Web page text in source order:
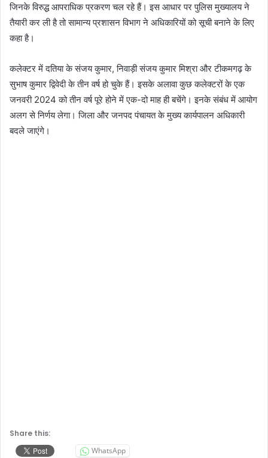
जिनके विरुद्ध आपराधिक प्रकरण चल रहे हैं। इस आधार पर पुलिस मुख्यालय ने
तैयारी कर ली है तो सामान्य प्रशासन विभाग ने अधिकारियों को सूची बनाने के लिए
कहा है।
कलेक्टर में दतिया के संजय कुमार, निवाड़ी संजय कुमार मिश्रा और टीकमगढ़ के
सुभाष कुमार द्विवेदी के तीन वर्ष हो चुके हैं। इसके अलावा कुछ कलेक्टरों के एक
जनवरी 2024 को तीन वर्ष पूरे होने में एक-दो माह ही बचेंगे। इनके संबंध में आयोग
अलग से निर्णय लेगा। जिला और जनपद पंचायत के मुख्य कार्यपालन अधिकारी
बदले जाएंगे।
Share this:
WhatsApp